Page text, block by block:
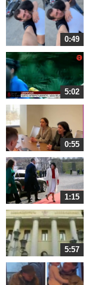
0:49
5:02
0:55
1:15
5:57